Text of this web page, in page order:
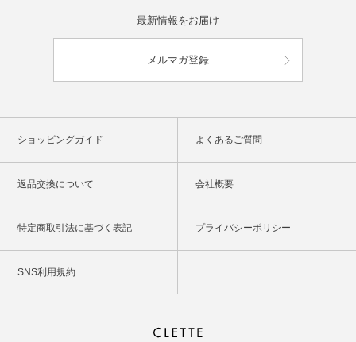
最新情報をお届け
メルマガ登録
ショッピングガイド よくあるご質問
返品交換について 会社概要
特定商取引法に基づく表記 プライバシーポリシー
SNS利用規約